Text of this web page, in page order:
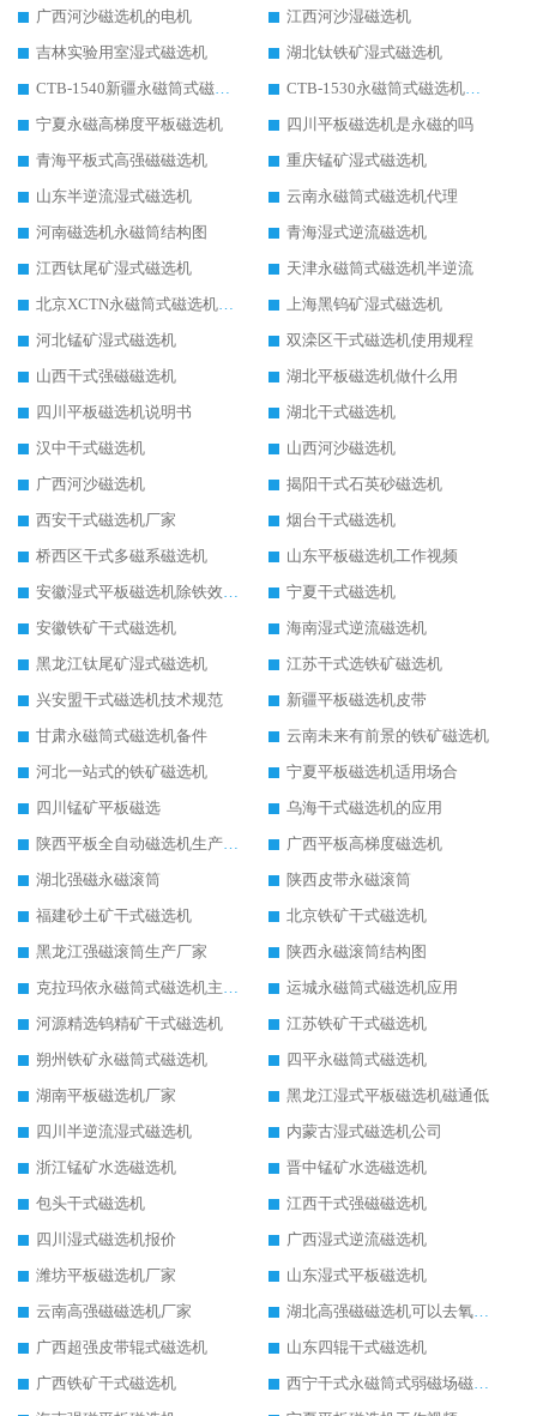
广西河沙磁选机的电机
江西河沙湿磁选机
吉林实验用室湿式磁选机
湖北钛铁矿湿式磁选机
CTB-1540新疆永磁筒式磁选机
CTB-1530永磁筒式磁选机代理商
宁夏永磁高梯度平板磁选机
四川平板磁选机是永磁的吗
青海平板式高强磁磁选机
重庆锰矿湿式磁选机
山东半逆流湿式磁选机
云南永磁筒式磁选机代理
河南磁选机永磁筒结构图
青海湿式逆流磁选机
江西钛尾矿湿式磁选机
天津永磁筒式磁选机半逆流
北京XCTN永磁筒式磁选机磁块位置
上海黑钨矿湿式磁选机
河北锰矿湿式磁选机
双滦区干式磁选机使用规程
山西干式强磁磁选机
湖北平板磁选机做什么用
四川平板磁选机说明书
湖北干式磁选机
汉中干式磁选机
山西河沙磁选机
广西河沙磁选机
揭阳干式石英砂磁选机
西安干式磁选机厂家
烟台干式磁选机
桥西区干式多磁系磁选机
山东平板磁选机工作视频
安徽湿式平板磁选机除铁效果怎么样
宁夏干式磁选机
安徽铁矿干式磁选机
海南湿式逆流磁选机
黑龙江钛尾矿湿式磁选机
江苏干式选铁矿磁选机
兴安盟干式磁选机技术规范
新疆平板磁选机皮带
甘肃永磁筒式磁选机备件
云南未来有前景的铁矿磁选机
河北一站式的铁矿磁选机
宁夏平板磁选机适用场合
四川锰矿平板磁选
乌海干式磁选机的应用
陕西平板全自动磁选机生产厂家
广西平板高梯度磁选机
湖北强磁永磁滚筒
陕西皮带永磁滚筒
福建砂土矿干式磁选机
北京铁矿干式磁选机
黑龙江强磁滚筒生产厂家
陕西永磁滚筒结构图
克拉玛依永磁筒式磁选机主要技术参数
运城永磁筒式磁选机应用
河源精选钨精矿干式磁选机
江苏铁矿干式磁选机
朔州铁矿永磁筒式磁选机
四平永磁筒式磁选机
湖南平板磁选机厂家
黑龙江湿式平板磁选机磁通低
四川半逆流湿式磁选机
内蒙古湿式磁选机公司
浙江锰矿水选磁选机
晋中锰矿水选磁选机
包头干式磁选机
江西干式强磁磁选机
四川湿式磁选机报价
广西湿式逆流磁选机
潍坊平板磁选机厂家
山东湿式平板磁选机
云南高强磁磁选机厂家
湖北高强磁磁选机可以去氧化铝
广西超强皮带辊式磁选机
山东四辊干式磁选机
广西铁矿干式磁选机
西宁干式永磁筒式弱磁场磁选机结构图